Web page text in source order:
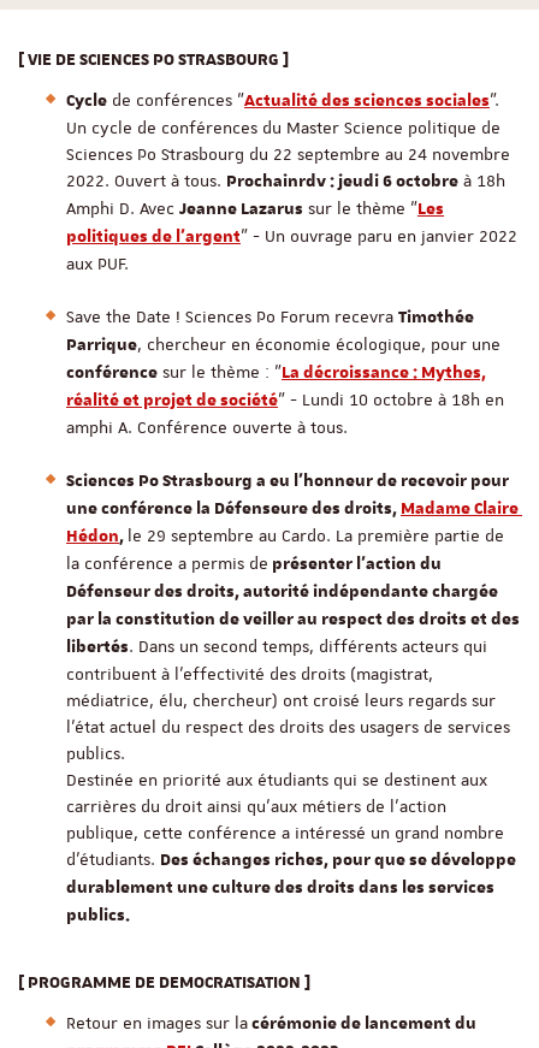
[ VIE DE SCIENCES PO STRASBOURG ]
Cycle de conférences "Actualité des sciences sociales".
Un cycle de conférences du Master Science politique de
Sciences Po Strasbourg du 22 septembre au 24 novembre
2022. Ouvert à tous. Prochainrdv : jeudi 6 octobre à 18h
Amphi D. Avec Jeanne Lazarus sur le thème "Les
politiques de l'argent" - Un ouvrage paru en janvier 2022
aux PUF.
Save the Date ! Sciences Po Forum recevra Timothée
Parrique, chercheur en économie écologique, pour une
conférence sur le thème : "La décroissance : Mythes,
réalité et projet de société" - Lundi 10 octobre à 18h en
amphi A. Conférence ouverte à tous.
Sciences Po Strasbourg a eu l'honneur de recevoir pour
une conférence la Défenseure des droits, Madame Claire
Hédon, le 29 septembre au Cardo. La première partie de
la conférence a permis de présenter l’action du
Défenseur des droits, autorité indépendante chargée
par la constitution de veiller au respect des droits et des
libertés. Dans un second temps, différents acteurs qui
contribuent à l’effectivité des droits (magistrat,
médiatrice, élu, chercheur) ont croisé leurs regards sur
l’état actuel du respect des droits des usagers de services
Destinée en priorité aux étudiants qui se destinent aux
carrières du droit ainsi qu'aux métiers de l’action
publique, cette conférence a intéressé un grand nombre
d'étudiants. Des échanges riches, pour que se développe
durablement une culture des droits dans les services
publics.
[ PROGRAMME DE DEMOCRATISATION ]
Retour en images sur lacérémonie de lancement du